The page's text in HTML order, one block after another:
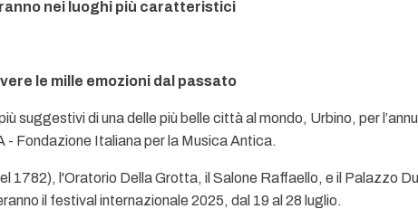
nei luoghi più caratteristici
le mille emozioni dal passato
suggestivi di una delle più belle città al mondo, Urbino, per
Fondazione Italiana per la Musica Antica.
1782), l'Oratorio Della Grotta, il Salone Raffaello, e il Palazzo
il festival internazionale 2025, dal 19 al 28 luglio.